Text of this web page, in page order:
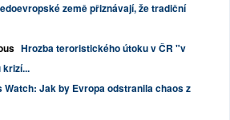
země přiznávají, že tradiční
Hrozba teroristického útoku v ČR "v
Watch: Jak by Evropa odstranila chaos z